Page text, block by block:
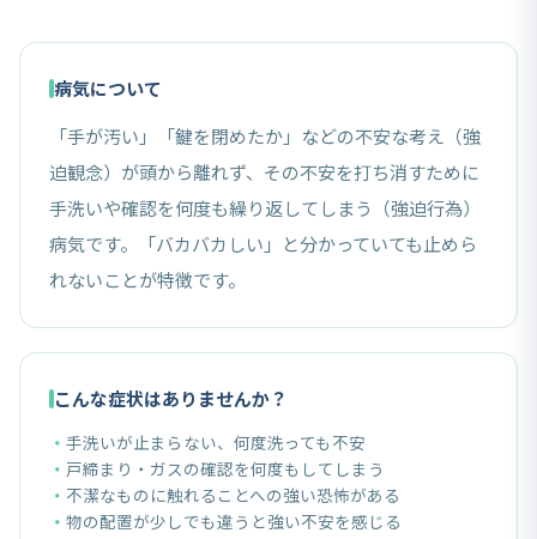
病気について
「手が汚い」「鍵を閉めたか」などの不安な考え（強
迫観念）が頭から離れず、その不安を打ち消すために
手洗いや確認を何度も繰り返してしまう（強迫行為）
病気です。「バカバカしい」と分かっていても止めら
れないことが特徴です。
こんな症状はありませんか？
手洗いが止まらない、何度洗っても不安
戸締まり・ガスの確認を何度もしてしまう
不潔なものに触れることへの強い恐怖がある
物の配置が少しでも違うと強い不安を感じる